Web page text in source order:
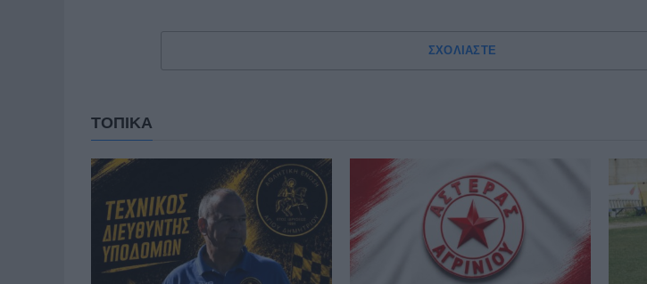
ΣΧΟΛΙΑΣΤΕ
ΤΟΠΙΚΑ